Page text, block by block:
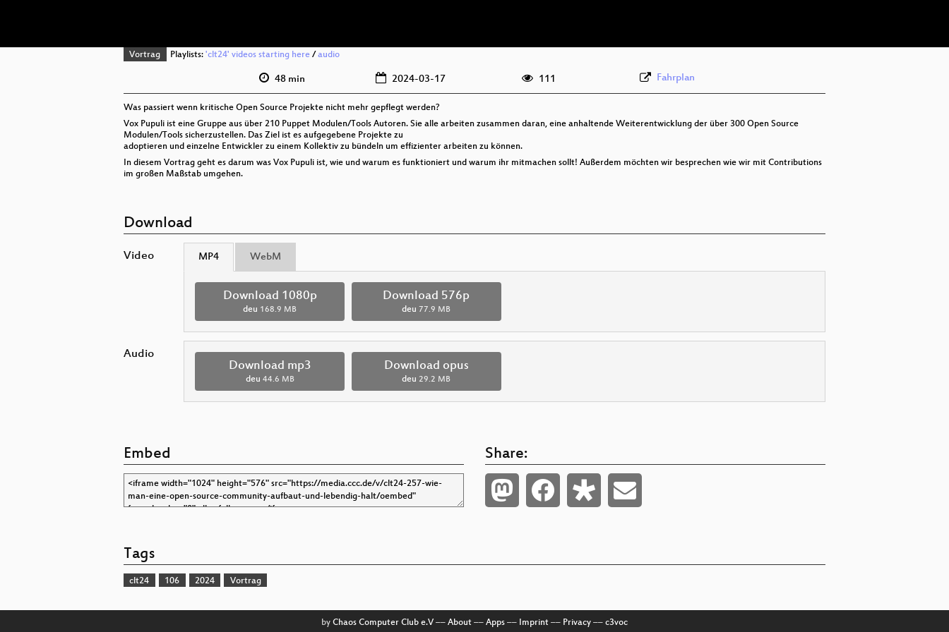
Vortrag Playlists: 'clt24' videos starting here/ audio
48 min 2024-03-17 111 Fahrplan
Was passiert wenn kritische Open Source Projekte nicht mehr gepflegt werden?
Vox Pupuli ist eine Gruppe aus über 210 Puppet Modulen/Tools Autoren. Sie alle arbeiten zusammen daran, eine anhaltende Weiterentwicklung der über 300 Open Source
Modulen/Tools sicherzustellen. Das Ziel ist es aufgegebene Projekte zu
adoptieren und einzelne Entwickler zu einem Kollektiv zu bündeln um effizienter arbeiten zu können.
In diesem Vortrag geht es darum was Vox Pupuli ist, wie und warum es funktioniert und warum ihr mitmachen sollt! Außerdem möchten wir besprechen wie wir mit Contributions
im großen Maßstab umgehen.
Download
Video MP4 WebM
Download 1080p
deu 168.9 MB
Download 576p
deu 77.9 MB
Audio
Download mp3
deu 44.6 MB
Download opus
deu 29.2 MB
Embed Share:
Tags
clt24 106 2024 Vortrag
by Chaos Computer Club e.V –– About –– Apps –– Imprint –– Privacy –– c3voc